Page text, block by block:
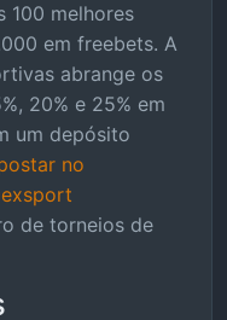
100 melhores
em freebets. A
abrange os
20% e 25% em
um depósito
no
de torneios de